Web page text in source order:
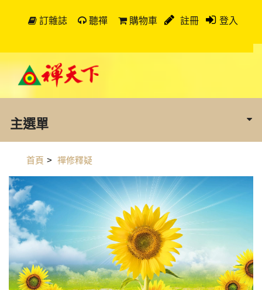
訂雜誌 聽禪 購物車 註冊 登入
主選單
首頁 > 禪修釋疑